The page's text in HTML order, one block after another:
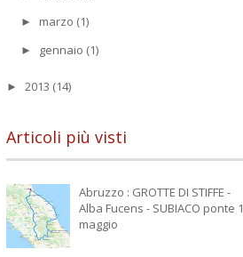
► marzo (1)
► gennaio (1)
► 2013 (14)
Articoli più visti
Abruzzo : GROTTE DI STIFFE -
Alba Fucens - SUBIACO ponte 1
maggio